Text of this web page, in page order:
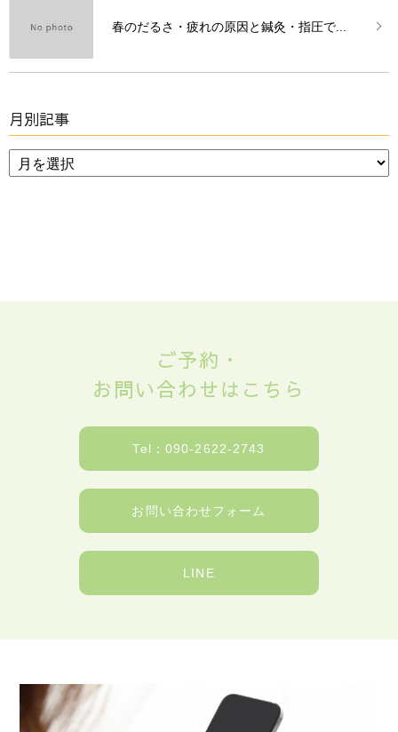
春のだるさ・疲れの原因と鍼灸・指圧で...
月別記事
ご予約・
お問い合わせはこちら
Tel：090-2622-2743
お問い合わせフォーム
LINE